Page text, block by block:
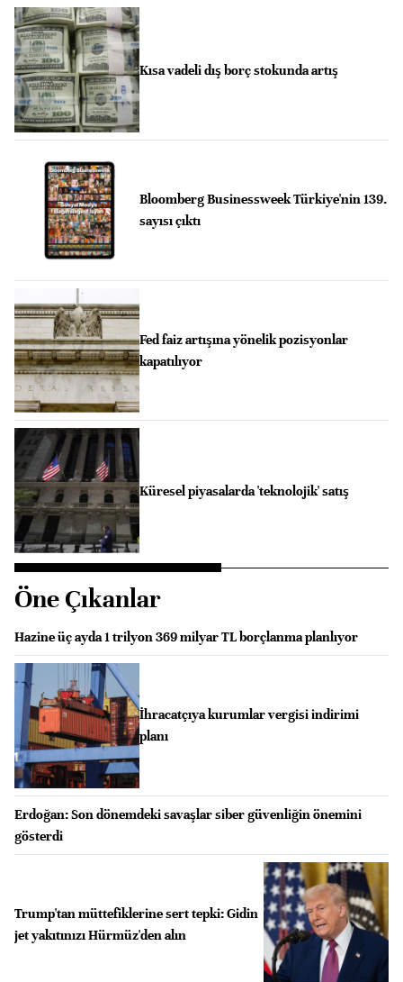
Kısa vadeli dış borç stokunda artış
Bloomberg Businessweek Türkiye'nin 139.
sayısı çıktı
Fed faiz artışına yönelik pozisyonlar
kapatılıyor
Küresel piyasalarda 'teknolojik' satış
Öne Çıkanlar
Hazine üç ayda 1 trilyon 369 milyar TL borçlanma planlıyor
İhracatçıya kurumlar vergisi indirimi
planı
Erdoğan: Son dönemdeki savaşlar siber güvenliğin önemini
gösterdi
Trump'tan müttefiklerine sert tepki: Gidin
jet yakıtınızı Hürmüz'den alın